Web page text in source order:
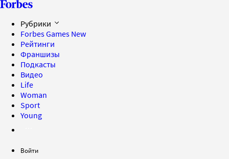
Рубрики
Forbes Games New
Рейтинги
Франшизы
Подкасты
Видео
Life
Woman
Sport
Young
Войти